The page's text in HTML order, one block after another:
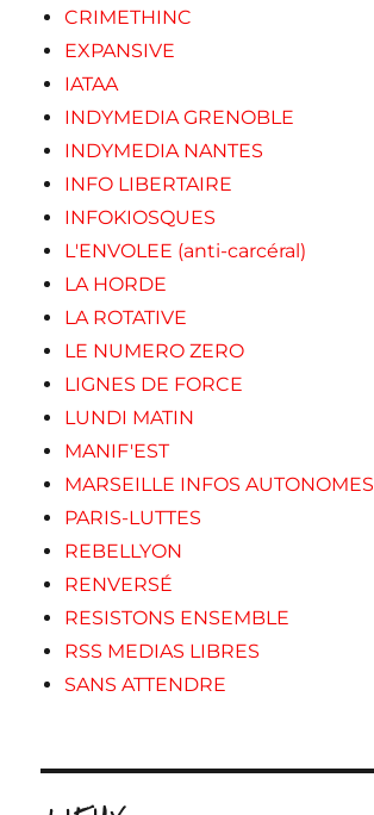
CRIMETHINC
EXPANSIVE
IATAA
INDYMEDIA GRENOBLE
INDYMEDIA NANTES
INFO LIBERTAIRE
INFOKIOSQUES
L'ENVOLEE (anti-carcéral)
LA HORDE
LA ROTATIVE
LE NUMERO ZERO
LIGNES DE FORCE
LUNDI MATIN
MANIF'EST
MARSEILLE INFOS AUTONOMES
PARIS-LUTTES
REBELLYON
RENVERSÉ
RESISTONS ENSEMBLE
RSS MEDIAS LIBRES
SANS ATTENDRE